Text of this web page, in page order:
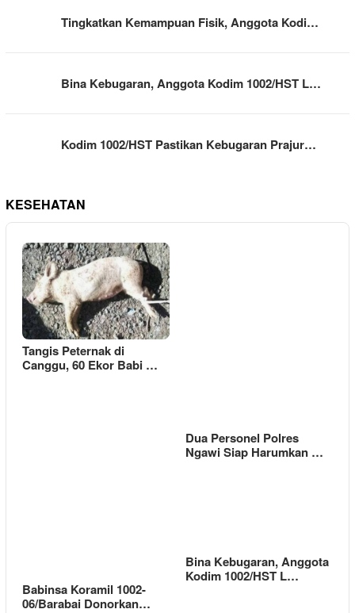
Tingkatkan Kemampuan Fisik, Anggota Kodi…
Bina Kebugaran, Anggota Kodim 1002/HST L…
Kodim 1002/HST Pastikan Kebugaran Prajur…
KESEHATAN
Tangis Peternak di
Canggu, 60 Ekor Babi …
Dua Personel Polres
Ngawi Siap Harumkan …
Babinsa Koramil 1002-
06/Barabai Donorkan…
Bina Kebugaran, Anggota
Kodim 1002/HST L…